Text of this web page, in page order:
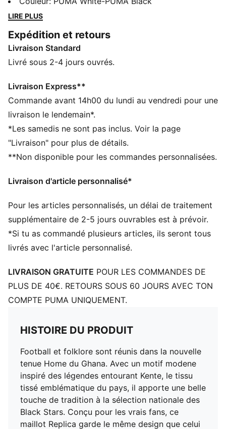
du pays, il apporte une belle touche de tradition à la
vrais fans, ce maillot Replica garde le même design
que celui porté en match, mais sa forme, ses détails et
ses matériaux sont plus décontractés. Un bijou pour
CARACTÉRISTIQUES + AVANTAGES
GESTION DE L’HUMIDITÉ : Les tissus techniques
dryCELL évacuent l'humidité pour t’aider à rester à
Dans le cadre du programme RE:FIBRE, ce produit est
composé d’au moins 95 % de matériaux recyclés à
partir de déchets textiles et d’autres matériaux usagés
Coupe : Régulière
Col : Col rond
Manches courtes
Logos du club et de PUMA à la poitrine
Panneaux en maille pour la ventilation
LIRE PLUS
Expédition et retours
Livraison Standard
Livré sous 2-4 jours ouvrés.
Livraison Express**
Commande avant 14h00 du lundi au vendredi pour une
livraison le lendemain*.
*Les samedis ne sont pas inclus. Voir la page
"Livraison" pour plus de détails.
**Non disponible pour les commandes personnalisées.
Livraison d'article personnalisé*
Pour les articles personnalisés, un délai de traitement
supplémentaire de 2-5 jours ouvrables est à prévoir.
*Si tu as commandé plusieurs articles, ils seront tous
livrés avec l'article personnalisé.
LIVRAISON GRATUITE POUR LES COMMANDES DE
PLUS DE 40€. RETOURS SOUS 60 JOURS AVEC TON
COMPTE PUMA UNIQUEMENT.
HISTOIRE DU PRODUIT
Football et folklore sont réunis dans la nouvelle
tenue Home du Ghana. Avec un motif modene
inspiré des légendes entourant Kente, le tissu
tissé emblématique du pays, il apporte une belle
touche de tradition à la sélection nationale des
Black Stars. Conçu pour les vrais fans, ce
maillot Replica garde le même design que celui